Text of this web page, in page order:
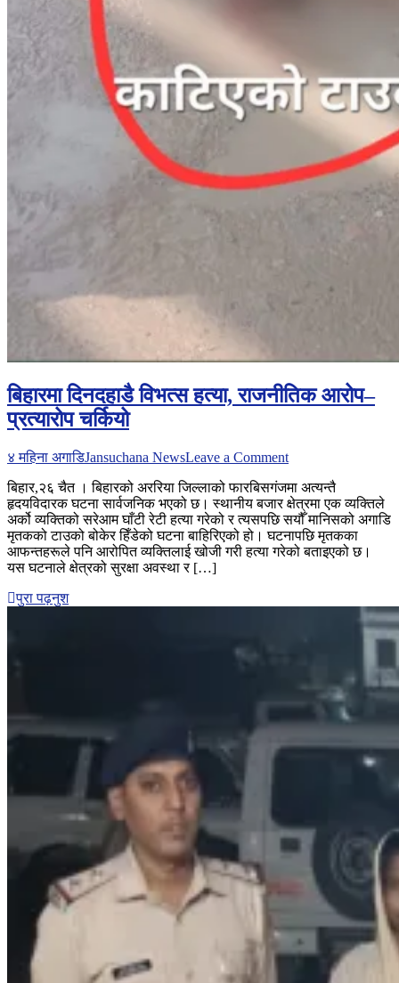
बिहारमा दिनदहाडै विभत्स हत्या, राजनीतिक आरोप–
प्रत्यारोप चर्कियो
४ महिना अगाडिJansuchana NewsLeave a Commenton
दिनदहाडै
विभत्स
हत्या,
राजनीतिक
आरोप–
बिहार,२६ चैत । बिहारको अररिया जिल्लाको फारबिसगंजमा अत्यन्तै
हृदयविदारक घटना सार्वजनिक भएको छ। स्थानीय बजार क्षेत्रमा एक व्यक्तिले
अर्को व्यक्तिको सरेआम घाँटी रेटी हत्या गरेको र त्यसपछि सयौँ मानिसको अगाडि
मृतकको टाउको बोकेर हिँडेको घटना बाहिरिएको हो। घटनापछि मृतकका
आफन्तहरूले पनि आरोपित व्यक्तिलाई खोजी गरी हत्या गरेको बताइएको छ।
यस घटनाले क्षेत्रको सुरक्षा अवस्था र […]
पुरा पढ़नुश